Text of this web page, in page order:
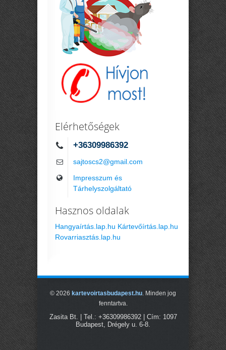
Elérhetőségek
+36309986392
sajtoscs2@gmail.com
Impresszum és
Tárhelyszolgáltató
Hasznos oldalak
Hangyaírtás.lap.hu Kártevőírtás.lap.hu
Rovarriasztás.lap.hu
© 2026 kartevoirtasbudapest.hu. Minden jog
fenntartva.
Zasita Bt. | Tel.: +36309986392| Cím: 1097
Budapest, Drégely u. 6-8.